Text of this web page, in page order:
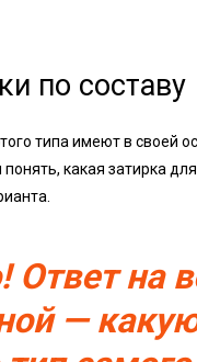
по составу
типа имеют в своей
какая затирка
Ответ на
—